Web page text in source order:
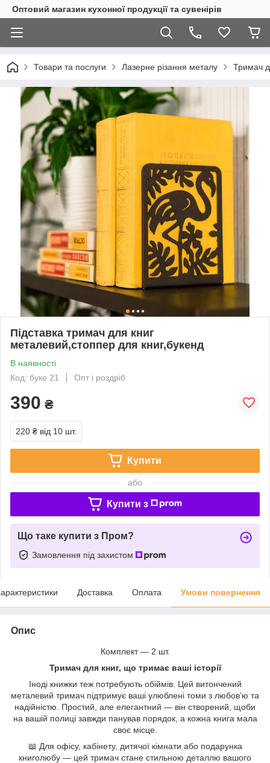
Оптовий магазин кухонної продукції та сувенірів
Товари та послуги Лазерне різання металу Тримач
Підставка тримач для книг
металевий,стоппер для книг,букенд
В наявності
Код: буке 21
Опт і роздріб
390 ₴
220 ₴ від 10 шт.
Купити
або
Купити з
Що таке купити з Пром?
Замовлення під захистом
Доставка Оплата Умови повернення
Опис
Комплект — 2 шт.
Тримач для книг, що тримає ваші історії
Іноді книжки теж потребують обіймів. Цей витончений
металевий тримач підтримує ваші улюблені томи з любов’ю та
надійністю. Простий, але елегантний — він створений, щоби
на вашій полиці завжди панував порядок, а кожна книга мала
своє місце.
📖 Для офісу, кабінету, дитячої кімнати або подарунка
книголюбу — цей тримач стане стильною деталлю вашого